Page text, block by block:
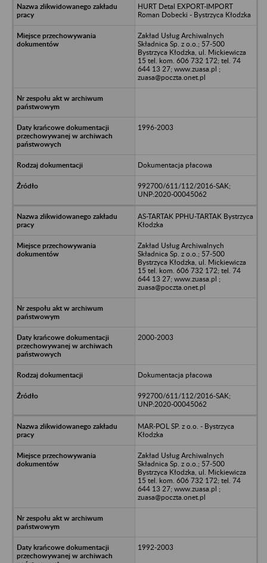
HURT Detal EXPORT-IMPORT
Roman Dobecki - Bystrzyca Kłodzka
Zakład Usług Archiwalnych
Składnica Sp. z o.o.; 57-500
Bystrzyca Kłodzka, ul. Mickiewicza
15 tel. kom. 606 732 172; tel. 74
644 13 27; www.zuasa.pl ;
zuasa@poczta.onet.pl
1996-2003
Dokumentacja płacowa
992700/611/112/2016-SAK;
UNP:2020-00045062
AS-TARTAK PPHU-TARTAK Bystrzyca
Kłodzka
Zakład Usług Archiwalnych
Składnica Sp. z o.o.; 57-500
Bystrzyca Kłodzka, ul. Mickiewicza
15 tel. kom. 606 732 172; tel. 74
644 13 27; www.zuasa.pl ;
zuasa@poczta.onet.pl
2000-2003
Dokumentacja płacowa
992700/611/112/2016-SAK;
UNP:2020-00045062
MAR-POL SP. z o.o. - Bystrzyca
Kłodzka
Zakład Usług Archiwalnych
Składnica Sp. z o.o.; 57-500
Bystrzyca Kłodzka, ul. Mickiewicza
15 tel. kom. 606 732 172; tel. 74
644 13 27; www.zuasa.pl ;
zuasa@poczta.onet.pl
1992-2003